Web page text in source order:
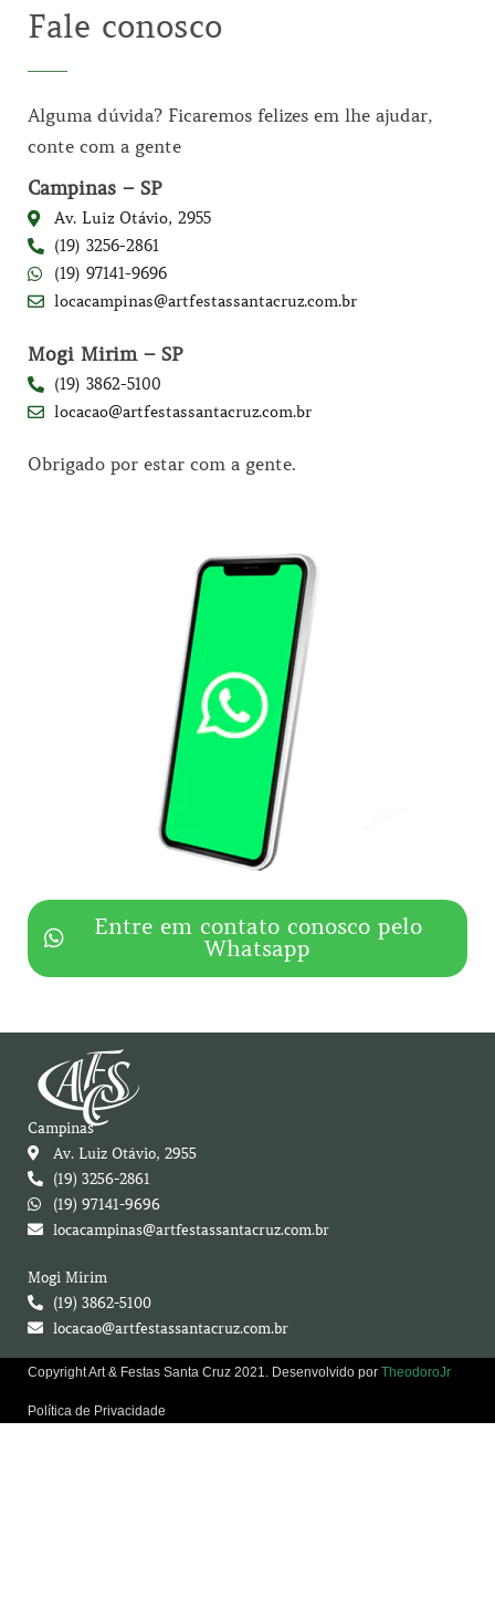
Fale conosco
Alguma dúvida? Ficaremos felizes em lhe ajudar,
conte com a gente
Campinas – SP
Av. Luiz Otávio, 2955
(19) 3256-2861
(19) 97141-9696
locacampinas@artfestassantacruz.com.br
Mogi Mirim – SP
(19) 3862-5100
locacao@artfestassantacruz.com.br
Obrigado por estar com a gente.
Entre em contato conosco pelo
Whatsapp
Campinas
Av. Luiz Otávio, 2955
(19) 3256-2861
(19) 97141-9696
locacampinas@artfestassantacruz.com.br
Mogi Mirim
(19) 3862-5100
locacao@artfestassantacruz.com.br
Copyright Art & Festas Santa Cruz 2021. Desenvolvido por TheodoroJr
Política de Privacidade